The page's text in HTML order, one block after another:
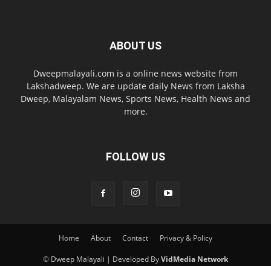
ABOUT US
Dweepmalayali.com is a online news website from
Lakshadweep. We are update daily News from Laksha
Dweep, Malayalam News, Sports News, Health News and
more.
FOLLOW US
Home About Contact Privacy & Policy
© Dweep Malayali | Developed ByVidMedia Network